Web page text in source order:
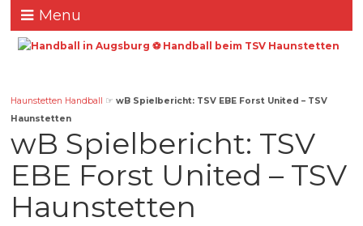
Menu
Haunstetten Handball ☞wB Spielbericht: TSV EBE Forst United – TSV
Haunstetten
wB Spielbericht: TSV
EBE Forst United – TSV
Haunstetten